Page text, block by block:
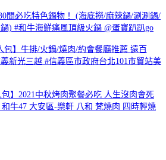
間必吃特色鍋物！ (海底撈/麻辣鍋/涮涮鍋/
) #和牛海鮮痛風頂級火鍋 @蛋寶趴趴go
包】牛排/火鍋/燒肉/約會餐廳推薦 遠百
新光三越 #信義區市政府台北101市貿站美
】2021中秋烤肉聚餐必吃 人生沒肉會死
牛47 大安區-樂軒 八和 梵燒肉 四時輕燒